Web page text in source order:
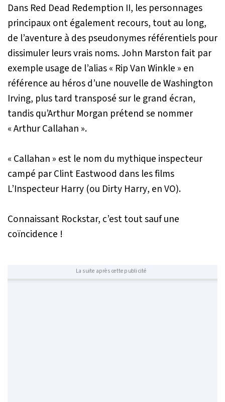
Dans Red Dead Redemption II, les personnages
principaux ont également recours, tout au long,
de l’aventure à des pseudonymes référentiels pour
dissimuler leurs vrais noms. John Marston fait par
exemple usage de l’alias « Rip Van Winkle » en
référence au héros d’une nouvelle de Washington
Irving, plus tard transposé sur le grand écran,
tandis qu’Arthur Morgan prétend se nommer
« Arthur Callahan ».
« Callahan » est le nom du mythique inspecteur
campé par Clint Eastwood dans les films
L’Inspecteur Harry (ou Dirty Harry, en VO).
Connaissant Rockstar, c’est tout sauf une
coïncidence !
La suite après cette publicité